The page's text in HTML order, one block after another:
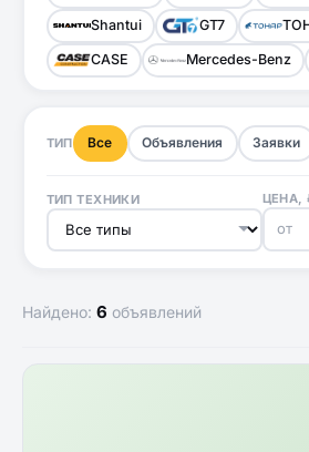
Shantui GT7
CASE Mercedes-Benz
ТИП Все Объявления Заявки
ТИП ТЕХНИКИ ЦЕНА,
Найдено: 6 объявлений